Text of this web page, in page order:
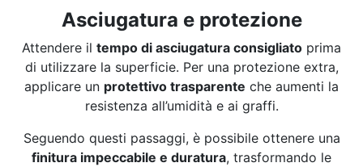
Asciugatura e protezione
Attendere il tempo di asciugatura consigliato prima
di utilizzare la superficie. Per una protezione extra,
applicare un protettivo trasparente che aumenti la
resistenza all’umidità e ai graffi.
Seguendo questi passaggi, è possibile ottenere una
finitura impeccabile e duratura, trasformando le